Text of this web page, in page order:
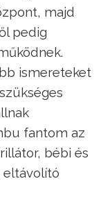
majd
pedig
ismereteket
fantom az
bébi és
eltávolító